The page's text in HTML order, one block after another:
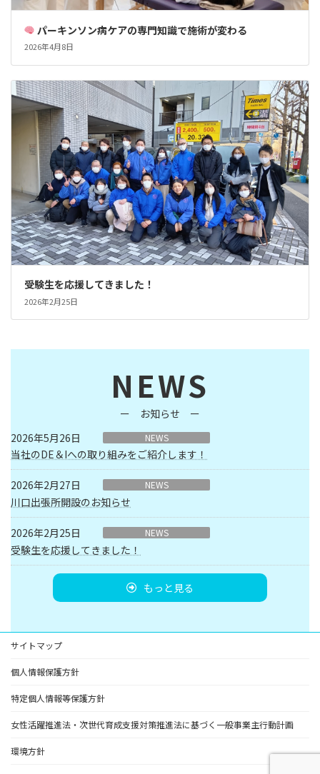
パーキンソン病ケアの専門知識で施術が変わる
2026年4月8日
受験生を応援してきました！
2026年2月25日
NEWS
ー お知らせ ー
2026年5月26日
NEWS
当社のDE＆Iへの取り組みをご紹介します！
2026年2月27日 NEWS
川口出張所開設のお知らせ
2026年2月25日 NEWS
受験生を応援してきました！
もっと見る
サイトマップ
個人情報保護方針
特定個人情報等保護方針
女性活躍推進法・次世代育成支援対策推進法に基づく一般事業主行動計画
環境方針